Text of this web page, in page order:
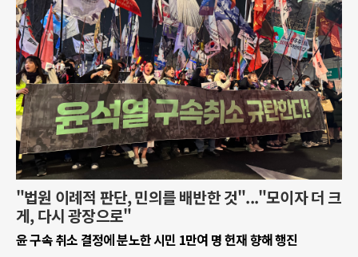
"법원 이례적 판단, 민의를 배반한 것"..."모이자 더 크
게, 다시 광장으로"
윤 구속 취소 결정에 분노한 시민 1만여 명 헌재 향해 행진